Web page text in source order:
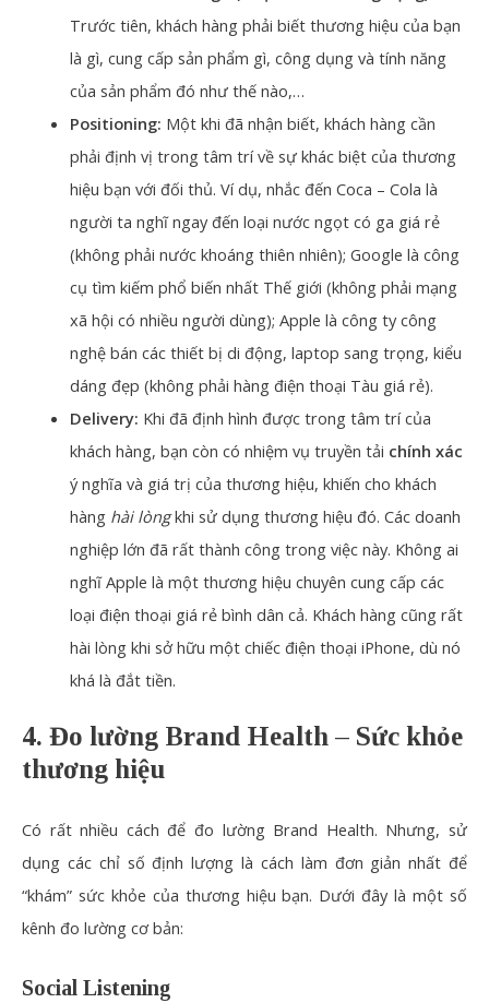
Trước tiên, khách hàng phải biết thương hiệu của bạn
là gì, cung cấp sản phẩm gì, công dụng và tính năng
của sản phẩm đó như thế nào,…
Positioning: Một khi đã nhận biết, khách hàng cần
phải định vị trong tâm trí về sự khác biệt của thương
hiệu bạn với đối thủ. Ví dụ, nhắc đến Coca – Cola là
người ta nghĩ ngay đến loại nước ngọt có ga giá rẻ
(không phải nước khoáng thiên nhiên); Google là công
cụ tìm kiếm phổ biến nhất Thế giới (không phải mạng
xã hội có nhiều người dùng); Apple là công ty công
nghệ bán các thiết bị di động, laptop sang trọng, kiểu
dáng đẹp (không phải hàng điện thoại Tàu giá rẻ).
Delivery: Khi đã định hình được trong tâm trí của
khách hàng, bạn còn có nhiệm vụ truyền tải chính xác
ý nghĩa và giá trị của thương hiệu, khiến cho khách
hàng hài lòngkhi sử dụng thương hiệu đó. Các doanh
nghiệp lớn đã rất thành công trong việc này. Không ai
nghĩ Apple là một thương hiệu chuyên cung cấp các
loại điện thoại giá rẻ bình dân cả. Khách hàng cũng rất
hài lòng khi sở hữu một chiếc điện thoại iPhone, dù nó
khá là đắt tiền.
4. Đo lường Brand Health – Sức khỏe
thương hiệu
Có rất nhiều cách để đo lường Brand Health. Nhưng, sử
dụng các chỉ số định lượng là cách làm đơn giản nhất để
“khám” sức khỏe của thương hiệu bạn. Dưới đây là một số
kênh đo lường cơ bản:
Social Listening